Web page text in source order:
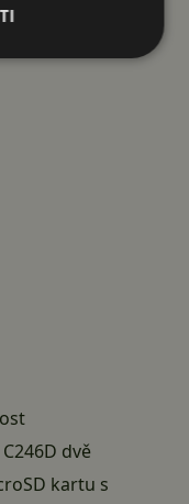
dvě
kartu s